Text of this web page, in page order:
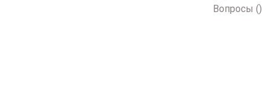
Вопросы ()